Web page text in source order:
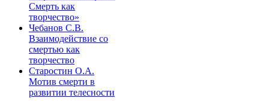
Смерть как
творчество»
Чебанов С.В.
Взаимодействие со
смертью как
творчество
Старостин О.А.
Мотив смерти в
развитии телесности